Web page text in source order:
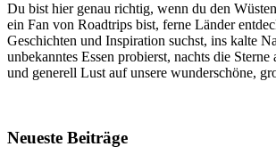
Du bist hier genau richtig, wenn du den
ein Fan von Roadtrips bist, ferne Länder
Geschichten und Inspiration suchst, ins kalte
unbekanntes Essen probierst, nachts die Sterne
und generell Lust auf unsere wunderschöne,
Neueste Beiträge